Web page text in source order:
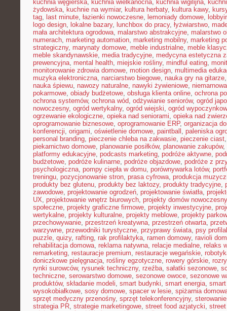
kuchnia węgierska, kuchnia wielkanocna, kuchnia wigilijna,
żydowska, kuchnie na wymiar, kultura herbaty, kultura kawy,
tag, last minute, łazienki nowoczesne, lemoniady domowe,
logo design, lokalne bazary, lunchbox do pracy, łyżwiarstwo,
mała architektura ogrodowa, malarstwo abstrakcyjne, malarstwo
numerach, marketing automation, marketing mobilny, marketing
strategiczny, marynaty domowe, meble industrialne, meble
meble skandynawskie, media tradycyjne, medycyna estetyczna
prewencyjna, mental health, miejskie rośliny, mindful eating,
monitorowanie zdrowia domowe, motion design, multimedia
muzyka elektroniczna, narciarstwo biegowe, nauka gry na gitarze
nauka śpiewu, nawozy naturalne, nawyki żywieniowe,
pokarmowe, obiady budżetowe, obsługa klienta online, ochrona
ochrona systemów, ochrona wód, odżywianie seniorów, ogród
nowoczesny, ogród wertykalny, ogród wiejski, ogród
ogrzewanie ekologiczne, opieka nad seniorami, opieka nad
oprogramowanie biznesowe, oprogramowanie ERP, organizacja
konferencji, origami, oświetlenie domowe, paintball , paleniska
personal branding, pieczenie chleba na zakwasie, pieczenie ciast
piekarnictwo domowe, planowanie posiłków, planowanie zakupów,
platformy edukacyjne, podcasts marketing, podróże aktywne,
budżetowe, podróże kulinarne, podróże objazdowe, podróże z
psychologiczna, pompy ciepła w domu, porównywarka lotów,
treningu, pozycjonowanie stron, prasa cyfrowa, produkcja
produkty bez glutenu, produkty bez laktozy, produkty tradycyjne,
zawodowe, projektowanie ogrodzeń, projektowanie światła,
UX, projektowanie wnętrz biurowych, projekty domów
społeczne, projekty graficzne firmowe, projekty inwestycyjne,
wertykalne, projekty kulturalne, projekty meblowe, projekty
przechowywanie, przestrzeń kreatywna, przestrzeń otwarta,
warzywne, przewodniki turystyczne, przyprawy świata, psy
puzzle, quizy, rafting, rak profilaktyka, ramen domowy, ravioli
rehabilitacja domowa, reklama natywna, relacje medialne, relaks
remarketing, restauracje premium, restauracje wegańskie,
doniczkowe pielęgnacja, rośliny egzotyczne, rowery górskie,
rynki surowców, rysunek techniczny, rzeźba, sałatki sezonowe,
techniczne, serowarstwo domowe, sezonowe owoce, sezonowe
produktów, składanie modeli, smart budynki, smart energia,
wysokobiałkowe, sosy domowe, spacer w lesie, spiżarnia
sprzęt medyczny przenośny, sprzęt telekonferencyjny,
strategia PR, strategie marketingowe, street food azjatycki, street